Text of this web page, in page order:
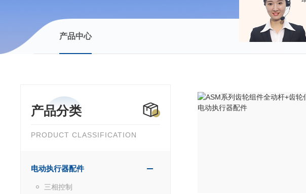
产品中心
产品分类
PRODUCT CLASSIFICATION
电动执行器配件
三相控制